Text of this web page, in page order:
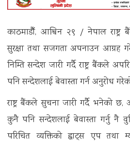
काठमाडौँ, आश्विन २९ / नेपाल राष्ट्र
सुरक्षा तथा सजगता अपनाउन आग्रह
निम्ति सन्देश जारी गर्दै राष्ट्र बैंकले
पनि सन्देशलाई बेवास्ता गर्न अनुरोध
राष्ट्र बैंकले सुचना जारी गर्दै भनेको
कुनै पनि सन्देशलाई बेवास्ता गर्नु नै
परिचित व्यक्तिको ह्वाट्स एप तथा